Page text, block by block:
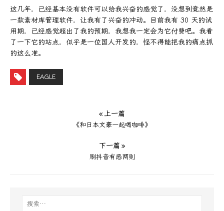
这几年，已经基本没有软件可以给我兴奋的感觉了，没想到竟然是
一款素材库管理软件，让我有了兴奋的冲动。目前我有 30 天的试
用期，已经感觉超出了我的预期，我想我一定会为它付费吧。我看
了一下它的站点，似乎是一位国人开发的，怪不得能把我的痛点抓
的这么准。
EAGLE
« 上一篇
《和日本文豪一起喝咖啡》
下一篇 »
刷抖音有感两则